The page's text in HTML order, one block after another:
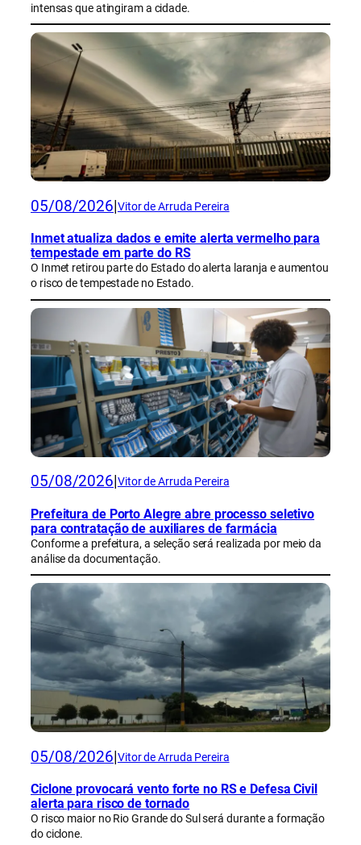
intensas que atingiram a cidade.
05/08/2026 Vitor de Arruda Pereira
Inmet atualiza dados e emite alerta vermelho para
tempestade em parte do RS
O Inmet retirou parte do Estado do alerta laranja e aumentou
o risco de tempestade no Estado.
05/08/2026 Vitor de Arruda Pereira
Prefeitura de Porto Alegre abre processo seletivo
para contratação de auxiliares de farmácia
Conforme a prefeitura, a seleção será realizada por meio da
análise da documentação.
05/08/2026 Vitor de Arruda Pereira
Ciclone provocará vento forte no RS e Defesa Civil
alerta para risco de tornado
O risco maior no Rio Grande do Sul será durante a formação
do ciclone.